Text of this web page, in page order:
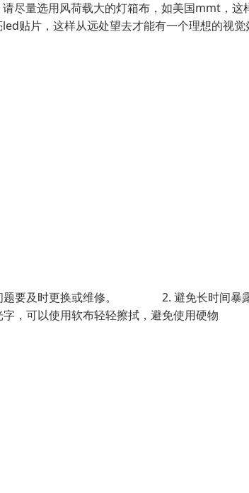
尽量选用风荷载大的灯箱布，如美国mmt，这
贴片，这样从远处望去才能有一个理想的视觉
要及时更换或维修。 2. 避免长时间暴
可以使用软布轻轻擦拭，避免使用硬物